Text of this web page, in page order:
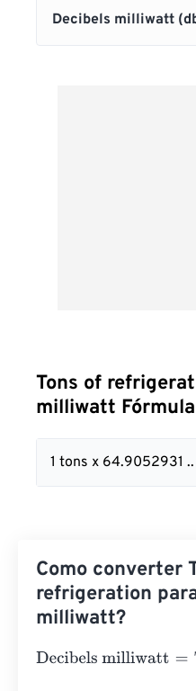
Tons of
milliwatt Fórmula
1 tons x 64.9052931 ..
Como converter
refrigeration
milliwatt?
Decibels milliwatt=Tons